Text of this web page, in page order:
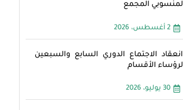
لمنسوبي المجمع
2 أغسطس، 2026
انعقاد الاجتماع الدوري السابع والسبعين
لرؤساء الأقسام
30 يوليو، 2026